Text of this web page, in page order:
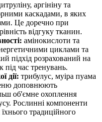
аргініну та
каскадами, в яких
Це доречно при
відгуку тканин.
амінокислоти та
циклами та
підхід розрахований на
під час тренувань.
дії: трибулус, муіра пуама
доповнюють
об'ємне охоплення
Рослинні компоненти
традиційного